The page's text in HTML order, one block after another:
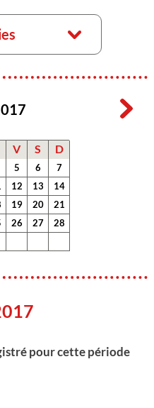
V S D
5 6
7
12 13
14
19 20
21
26 27
28
pour cette période